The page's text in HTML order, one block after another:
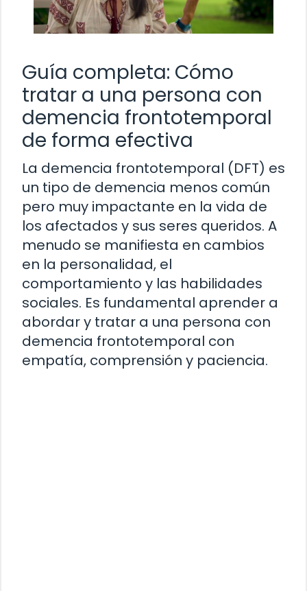
Guía completa: Cómo
tratar a una persona con
demencia frontotemporal
de forma efectiva
La demencia frontotemporal (DFT) es
un tipo de demencia menos común
pero muy impactante en la vida de
los afectados y sus seres queridos. A
menudo se manifiesta en cambios
en la personalidad, el
comportamiento y las habilidades
sociales. Es fundamental aprender a
abordar y tratar a una persona con
demencia frontotemporal con
empatía, comprensión y paciencia.